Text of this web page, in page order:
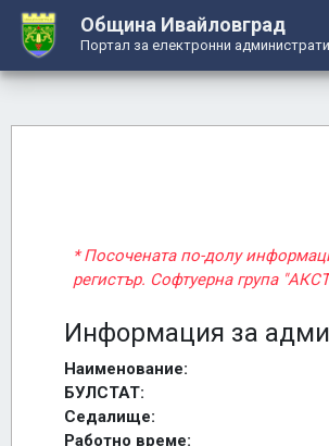
Община Ивайловград
Портал за електронни
* Посочената по-долу
регистър. Софтуерна група
Информация за
Наименование:
БУЛСТАТ:
Седалище:
Работно време: